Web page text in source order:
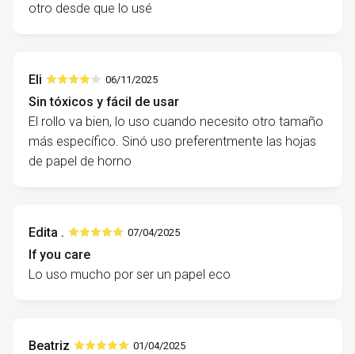
otro desde que lo usé
Eli 06/11/2025
Sin tóxicos y fácil de usar
El rollo va bien, lo uso cuando necesito otro tamaño
más específico. Sinó uso preferentmente las hojas
de papel de horno
Edita . 07/04/2025
If you care
Lo uso mucho por ser un papel eco
Beatriz 01/04/2025